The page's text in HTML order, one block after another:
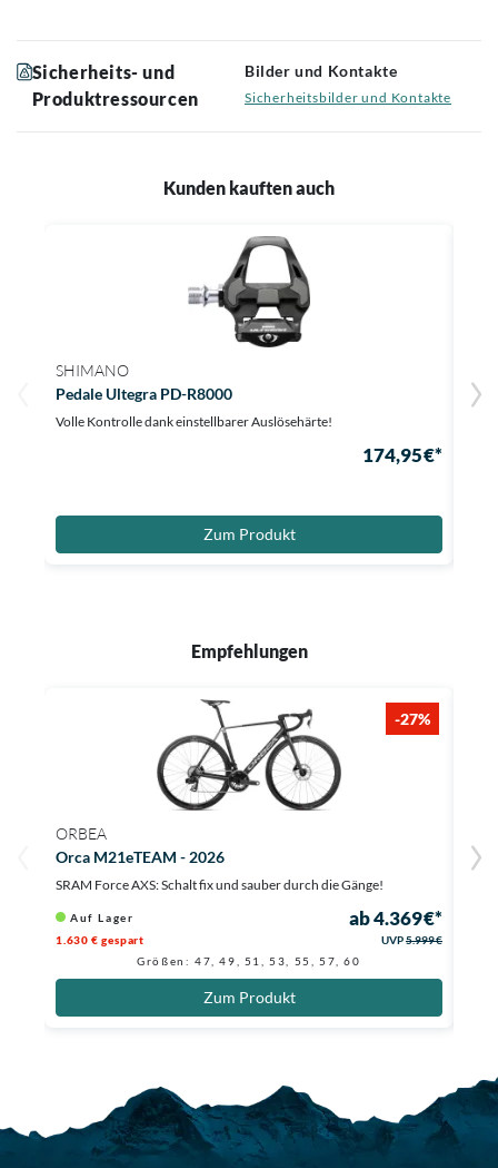
Sicherheits- und
Produktressourcen
Bilder und Kontakte
Sicherheitsbilder und Kontakte
Kunden kauften auch
SHIMANO
Pedale Ultegra PD-R8000
Volle Kontrolle dank einstellbarer Auslösehärte!
174,95 €*
Zum Produkt
SR
Empfehlungen
-27%
ORBEA
Orca M21eTEAM - 2026
SRAM Force AXS: Schalt fix und sauber durch die Gänge!
Auf Lager ab 4.369 €*
1.630 € gespart UVP5.999 €
Größen: 47, 49, 51, 53, 55, 57, 60
Zum Produkt